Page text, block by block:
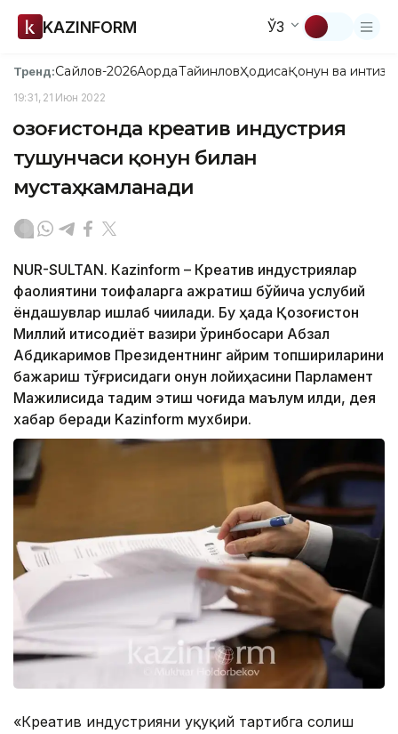
KAZINFORM ЎЗ
Тренд:Сайлов-2026АқордаТайинловҲодисаҚонун ва
19:31, 21 Июн 2022
Қозоғистонда креатив индустрия
тушунчаси қонун билан
мустаҳкамланади
NUR-SULTAN. Кazinform – Креатив индустриялар
фаолиятини тоифаларга ажратиш бўйича услубий
ёндашувлар ишлаб чиқилади. Бу ҳақда Қозоғистон
Миллий иқтисодиёт вазири ўринбосари Абзал
Абдикаримов Президентнинг айрим топшириқларини
бажариш тўғрисидаги қонун лойиҳасини Парламент
Мажилисида тақдим этиш чоғида маълум қилди, дея
хабар беради Kazinform мухбири.
«Креатив индустрияни ҳуқуқий тартибга солиш